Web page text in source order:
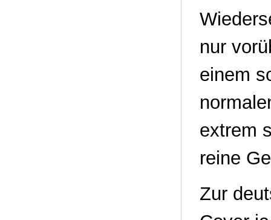
nur
einem
extrem
reine
Zur